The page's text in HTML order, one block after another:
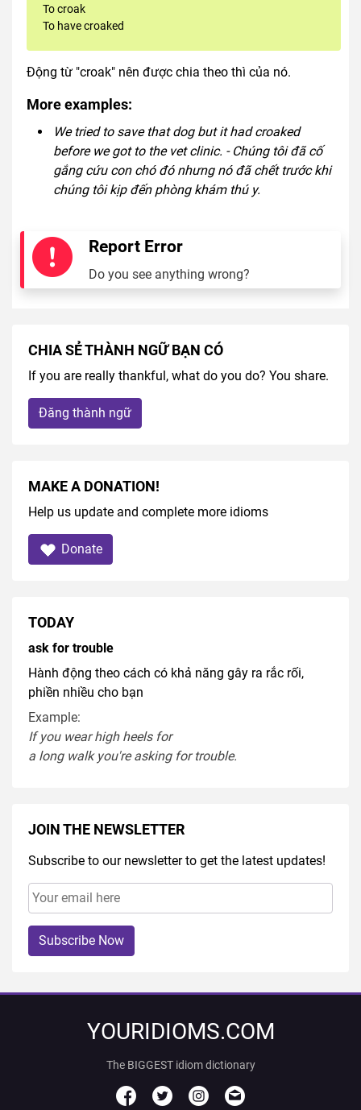
To croak
To have croaked
Động từ "croak" nên được chia theo thì của nó.
More examples:
We tried to save that dog but it had croaked
before we got to the vet clinic. - Chúng tôi đã cố
gắng cứu con chó đó nhưng nó đã chết trước khi
chúng tôi kịp đến phòng khám thú y.
Report Error
Do you see anything wrong?
CHIA SẺ THÀNH NGỮ BẠN CÓ
If you are really thankful, what do you do? You share.
Đăng thành ngữ
MAKE A DONATION!
Help us update and complete more idioms
Donate
TODAY
ask for trouble
Hành động theo cách có khả năng gây ra rắc rối,
phiền nhiều cho bạn
Example:
If you wearhigh heelsfor
a long walkyou'reaskingfortrouble.
JOIN THE NEWSLETTER
Subscribe to our newsletter to get the latest updates!
Subscribe Now
YOURIDIOMS.COM
The BIGGEST idiom dictionary